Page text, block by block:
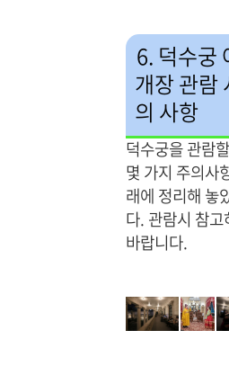
6. 덕수궁
개장 관람
의 사항
덕수궁을 관람
몇 가지 주의사
래에 정리해 놓
다. 관람시 참고
바랍니다.